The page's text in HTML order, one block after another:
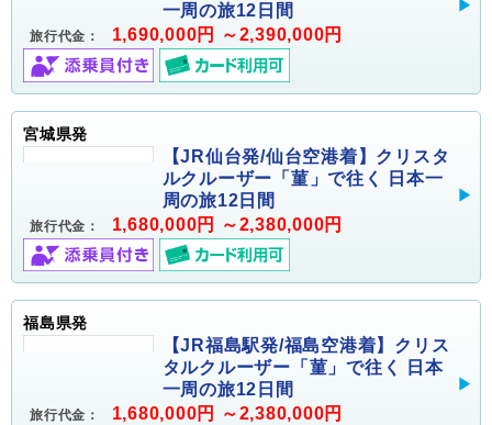
一周の旅12日間
旅行代金： 1,690,000円 ～2,390,000円
宮城県発
【JR仙台発/仙台空港着】クリスタ
ルクルーザー「菫」で往く 日本一
周の旅12日間
旅行代金： 1,680,000円 ～2,380,000円
福島県発
【JR福島駅発/福島空港着】クリス
タルクルーザー「菫」で往く 日本
一周の旅12日間
旅行代金： 1,680,000円 ～2,380,000円